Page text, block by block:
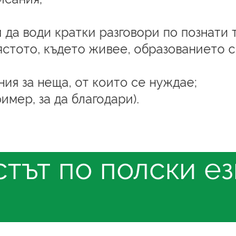
води кратки разговори по познати
където живее, образованието
за неща, от които се нуждае;
за да благодари).
по полски